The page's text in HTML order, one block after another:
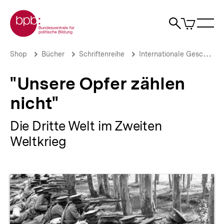
zum
Seiteninhalt
springen
Zur Startseite der bpb
Suche
Artikel
im
"Unsere
nicht"
bpb.de
Brotkrümelnavigation
Pfadnavigation
Shop Bücher Schriftenreihe Internationale Geschichte
"Unsere Opfer zählen
nicht"
Die Dritte Welt im Zweiten
Weltkrieg
Produktvorschau